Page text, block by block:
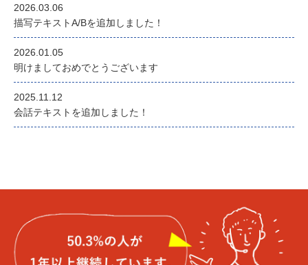
2026.03.06
描写テキストA/Bを追加しました！
2026.01.05
明けましておめでとうございます
2025.11.12
会話テキストを追加しました！